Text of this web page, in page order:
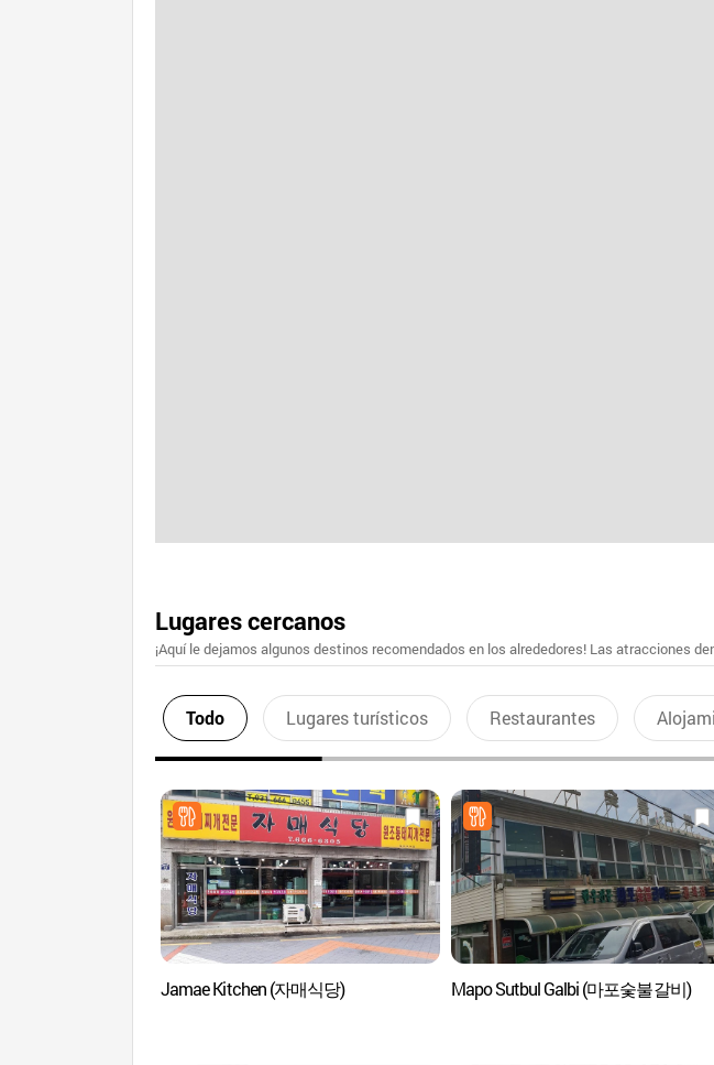
Lugares cercanos
¡Aquí le dejamos algunos destinos recomendados en los alrededores! Las atracciones
Todo Lugares turísticos Restaurantes
Jamae Kitchen (자매식당) Mapo Sutbul Galbi (마포숯불갈비)